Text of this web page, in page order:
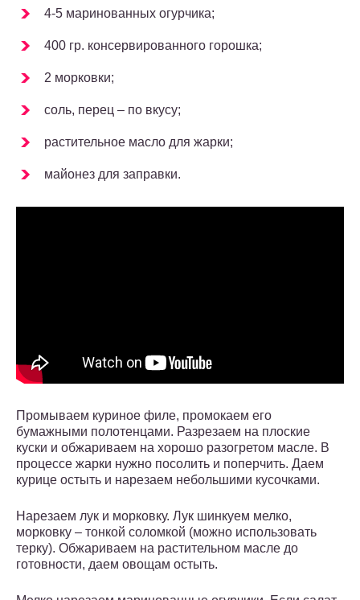
4-5 маринованных огурчика;
400 гр. консервированного горошка;
2 морковки;
соль, перец – по вкусу;
растительное масло для жарки;
майонез для заправки.
Промываем куриное филе, промокаем его
бумажными полотенцами. Разрезаем на плоские
куски и обжариваем на хорошо разогретом масле. В
процессе жарки нужно посолить и поперчить. Даем
курице остыть и нарезаем небольшими кусочками.
Нарезаем лук и морковку. Лук шинкуем мелко,
морковку – тонкой соломкой (можно использовать
терку). Обжариваем на растительном масле до
готовности, даем овощам остыть.